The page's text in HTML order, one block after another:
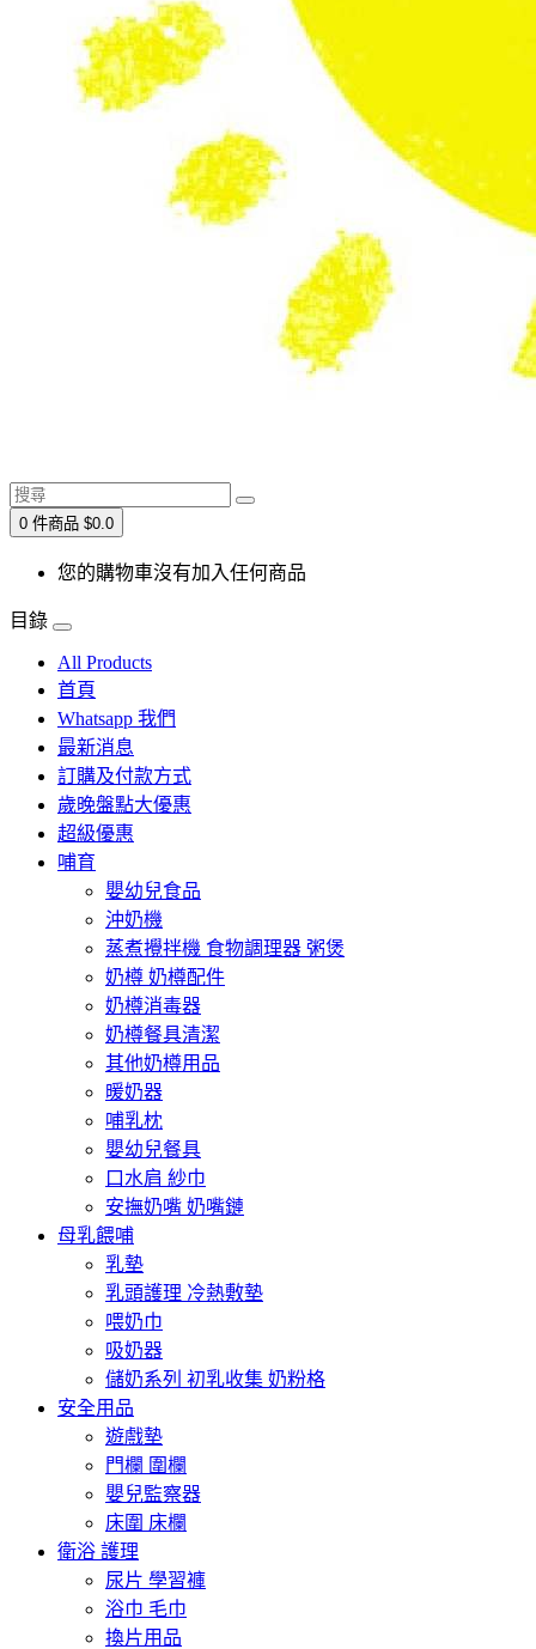
0 件商品 $0.0
您的購物車沒有加入任何商品
目錄
All Products
首頁
Whatsapp 我們
最新消息
訂購及付款方式
歲晚盤點大優惠
超級優惠
哺育
嬰幼兒食品
沖奶機
蒸煮攪拌機 食物調理器 粥煲
奶樽 奶樽配件
奶樽消毒器
奶樽餐具清潔
其他奶樽用品
暖奶器
哺乳枕
嬰幼兒餐具
口水肩 紗巾
安撫奶嘴 奶嘴鏈
母乳餵哺
乳墊
乳頭護理 冷熱敷墊
喂奶巾
吸奶器
儲奶系列 初乳收集 奶粉格
安全用品
遊戲墊
門欄 圍欄
嬰兒監察器
床圍 床欄
衛浴 護理
尿片 學習褲
浴巾 毛巾
換片用品